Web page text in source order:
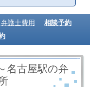
弁護士費用
相談予約
名古屋駅の弁